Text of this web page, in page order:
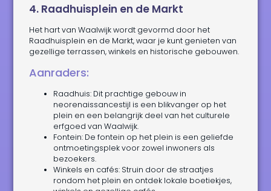
4. Raadhuisplein en de Markt
Het hart van Waalwijk wordt gevormd door het
Raadhuisplein en de Markt, waar je kunt genieten van
gezellige terrassen, winkels en historische gebouwen.
Aanraders:
Raadhuis: Dit prachtige gebouw in
neorenaissancestijl is een blikvanger op het
plein en een belangrijk deel van het culturele
erfgoed van Waalwijk.
Fontein: De fontein op het plein is een geliefde
ontmoetingsplek voor zowel inwoners als
bezoekers.
Winkels en cafés: Struin door de straatjes
rondom het plein en ontdek lokale boetiekjes,